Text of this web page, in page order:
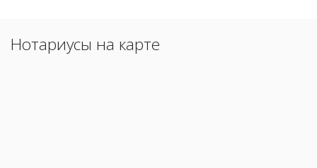
Нотариусы на карте